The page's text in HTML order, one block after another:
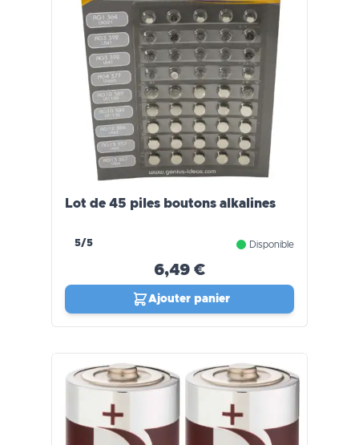
Lot de 45 piles boutons alkalines
5/5 Disponible
6,49 €
Ajouter panier